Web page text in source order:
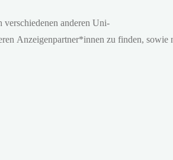
anderen Uni-
Anzeigenpartner*innen zu finden, sowie